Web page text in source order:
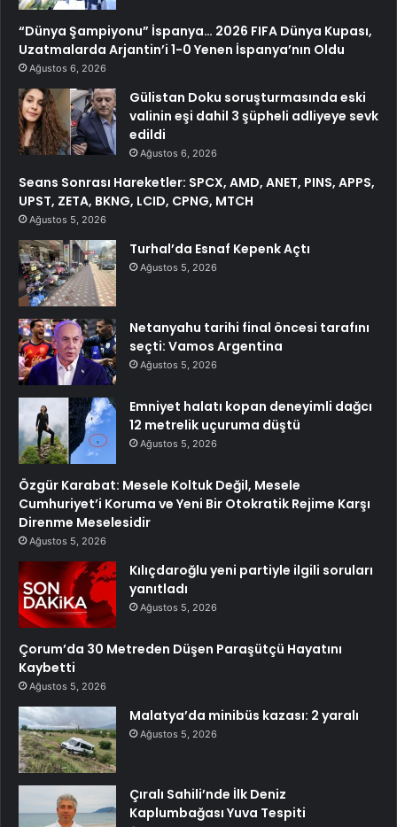
“Dünya Şampiyonu” İspanya… 2026 FIFA Dünya Kupası,
Uzatmalarda Arjantin’i 1-0 Yenen İspanya’nın Oldu
Ağustos 6, 2026
Gülistan Doku soruşturmasında eski
valinin eşi dahil 3 şüpheli adliyeye sevk
edildi
Ağustos 6, 2026
Seans Sonrası Hareketler: SPCX, AMD, ANET, PINS, APPS,
UPST, ZETA, BKNG, LCID, CPNG, MTCH
Ağustos 5, 2026
Turhal’da Esnaf Kepenk Açtı
Ağustos 5, 2026
Netanyahu tarihi final öncesi tarafını
seçti: Vamos Argentina
Ağustos 5, 2026
Emniyet halatı kopan deneyimli dağcı
12 metrelik uçuruma düştü
Ağustos 5, 2026
Özgür Karabat: Mesele Koltuk Değil, Mesele
Cumhuriyet’i Koruma ve Yeni Bir Otokratik Rejime Karşı
Direnme Meselesidir
Ağustos 5, 2026
Kılıçdaroğlu yeni partiyle ilgili soruları
yanıtladı
Ağustos 5, 2026
Çorum’da 30 Metreden Düşen Paraşütçü Hayatını
Kaybetti
Ağustos 5, 2026
Malatya’da minibüs kazası: 2 yaralı
Ağustos 5, 2026
Çıralı Sahili’nde İlk Deniz
Kaplumbağası Yuva Tespiti